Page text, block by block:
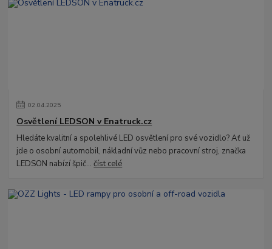
02.04.2025
Osvětlení LEDSON v Enatruck.cz
Hledáte kvalitní a spolehlivé LED osvětlení pro své vozidlo? Ať už
jde o osobní automobil, nákladní vůz nebo pracovní stroj, značka
LEDSON nabízí špič...číst celé